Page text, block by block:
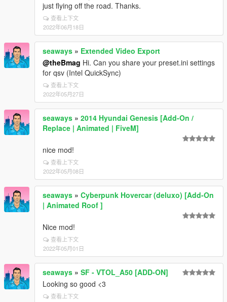
just flying off the road. Thanks.
查看上下文
2022年06月18日
seaways » Extended Video Export
@theBmag Hi. Can you share your preset.ini settings
for qsv (Intel QuickSync)
查看上下文
2022年05月27日
seaways » 2014 Hyundai Genesis [Add-On /
Replace | Animated | FiveM]
nice mod!
查看上下文
2022年05月08日
seaways » Cyberpunk Hovercar (deluxo) [Add-On
| Animated Roof ]
Nice mod!
查看上下文
2022年05月01日
seaways » SF - VTOL_A50 [ADD-ON]
Looking so good <3
查看上下文